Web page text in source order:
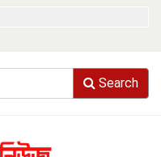
Search